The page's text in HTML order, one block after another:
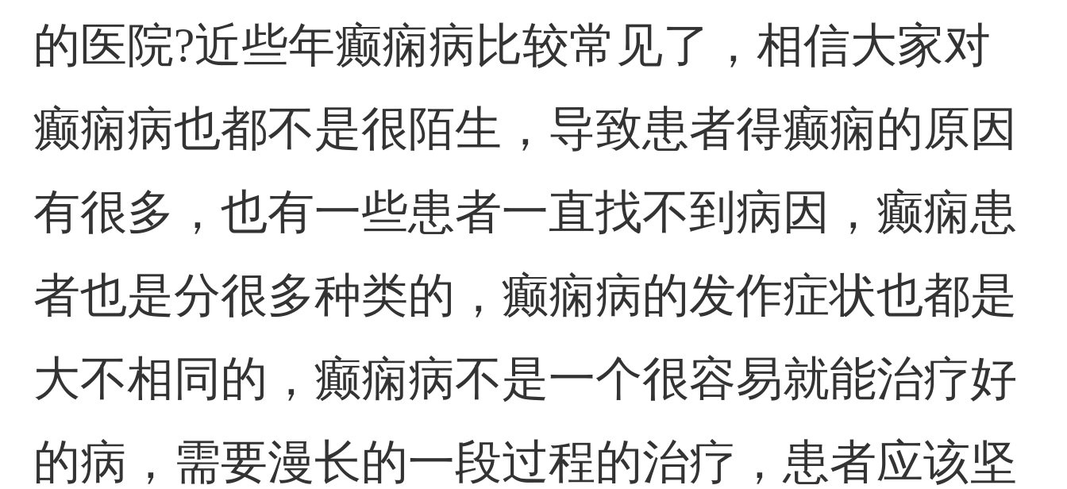
的医院?近些年癫痫病比较常见了，相信大家对
癫痫病也都不是很陌生，导致患者得癫痫的原因
有很多，也有一些患者一直找不到病因，癫痫患
者也是分很多种类的，癫痫病的发作症状也都是
大不相同的，癫痫病不是一个很容易就能治疗好
的病，需要漫长的一段过程的治疗，患者应该坚